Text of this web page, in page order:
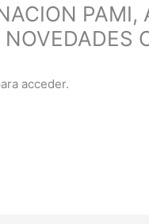
PAMI,
acceder.